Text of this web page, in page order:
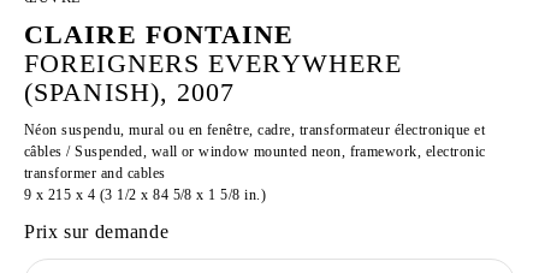
CLAIRE FONTAINE
FOREIGNERS EVERYWHERE
(SPANISH), 2007
Néon suspendu, mural ou en fenêtre, cadre, transformateur électronique et
câbles / Suspended, wall or window mounted neon, framework, electronic
transformer and cables
9 x 215 x 4 (3 1/2 x 84 5/8 x 1 5/8 in.)
Prix sur demande